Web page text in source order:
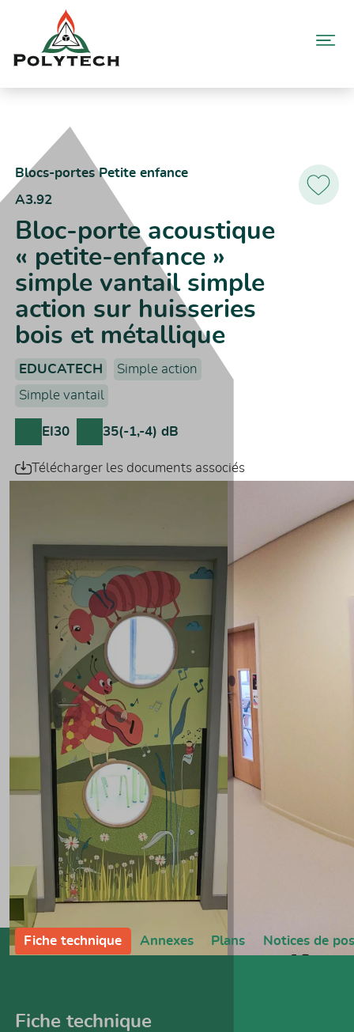
contenu
simple action sur huisseries bois et métallique
Ajoutez
Blocs-portes Petite enfance
A3.92
Bloc-porte acoustique
« petite-enfance »
simple vantail simple
action sur huisseries
bois et métallique
EDUCATECH
Simple action
Simple vantail
EI30 35(-1,-4) dB
Télécharger les documents associés
Fiche technique Annexes Plans Notices de
Fiche technique